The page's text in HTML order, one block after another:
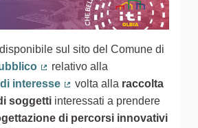
sul sito del Comune di
(Collegamento esterno)
relativo alla
interesse
(Collegamento esterno)
volta alla raccolta
soggetti interessati a prendere
di percorsi innovativi